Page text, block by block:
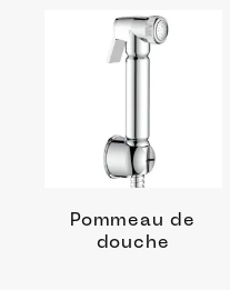
Pommeau de
douche